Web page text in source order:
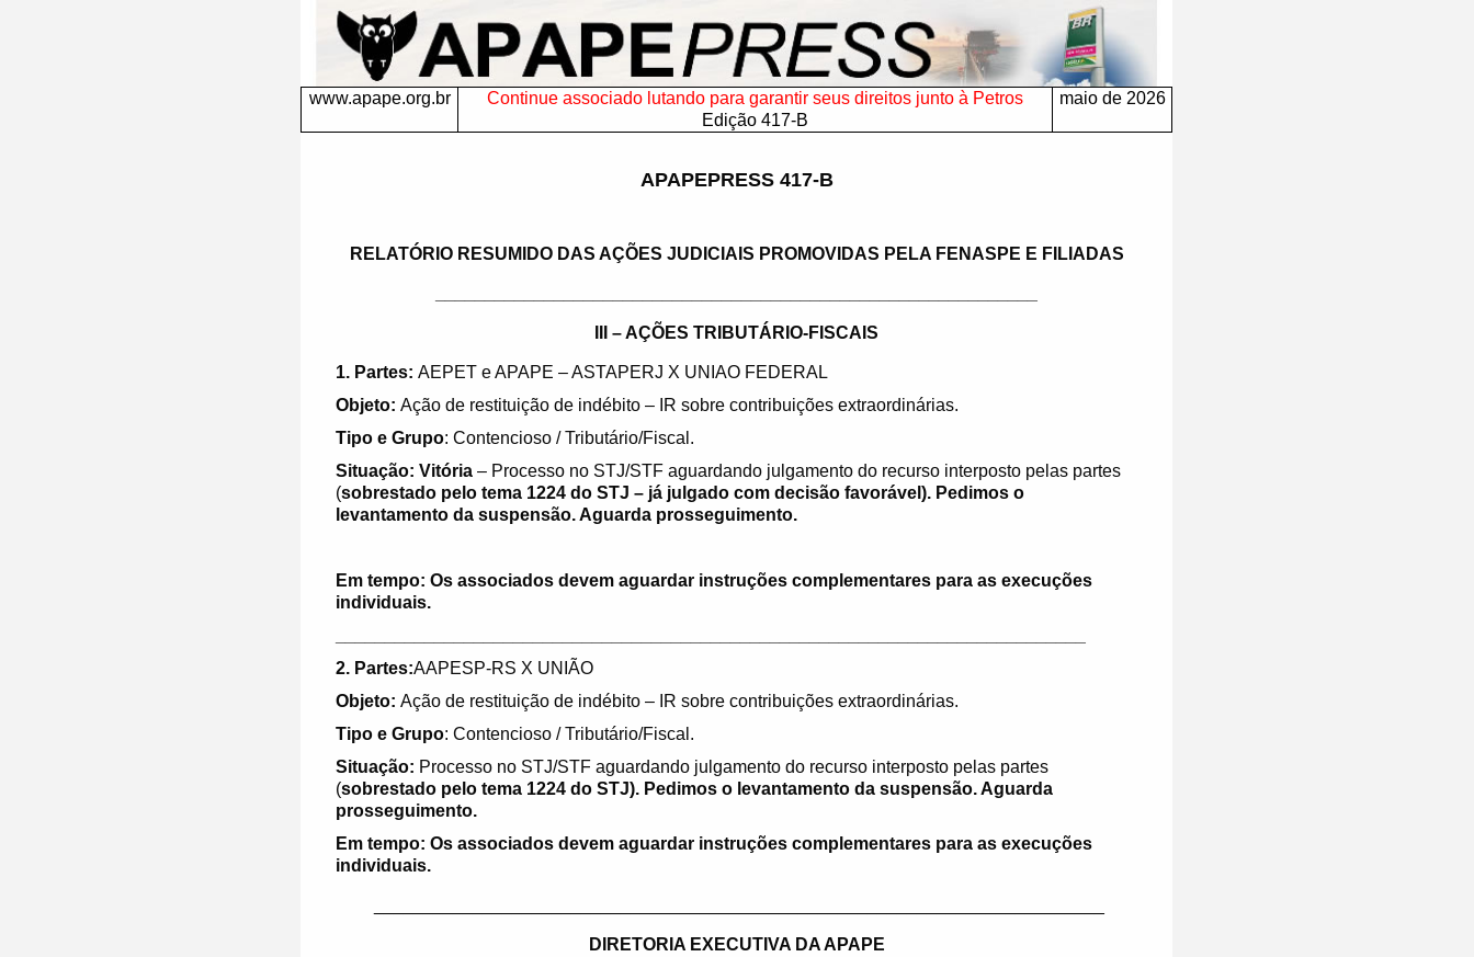
www.apape.org.br
Continue associado lutando para garantir seus direitos junto à Petros
Edição 417-B
maio de 2026
APAPEPRESS 417-B
RELATÓRIO RESUMIDO DAS AÇÕES JUDICIAIS PROMOVIDAS PELA FENASPE E FILIADAS
III – AÇÕES TRIBUTÁRIO-FISCAIS
1. Partes: AEPET e APAPE – ASTAPERJ X UNIAO FEDERAL
Objeto: Ação de restituição de indébito – IR sobre contribuições extraordinárias.
Tipo e Grupo: Contencioso / Tributário/Fiscal.
Situação: Vitória – Processo no STJ/STF aguardando julgamento do recurso interposto pelas partes
(sobrestado pelo tema 1224 do STJ – já julgado com decisão favorável). Pedimos o
levantamento da suspensão. Aguarda prosseguimento.
Em tempo: Os associados devem aguardar instruções complementares para as execuções
individuais.
2. Partes:AAPESP-RS X UNIÃO
Objeto: Ação de restituição de indébito – IR sobre contribuições extraordinárias.
Tipo e Grupo: Contencioso / Tributário/Fiscal.
Situação: Processo no STJ/STF aguardando julgamento do recurso interposto pelas partes
(sobrestado pelo tema 1224 do STJ). Pedimos o levantamento da suspensão. Aguarda
prosseguimento.
Em tempo: Os associados devem aguardar instruções complementares para as execuções
individuais.
DIRETORIA EXECUTIVA DA APAPE